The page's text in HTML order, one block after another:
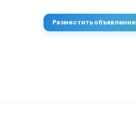
Разместить объявление